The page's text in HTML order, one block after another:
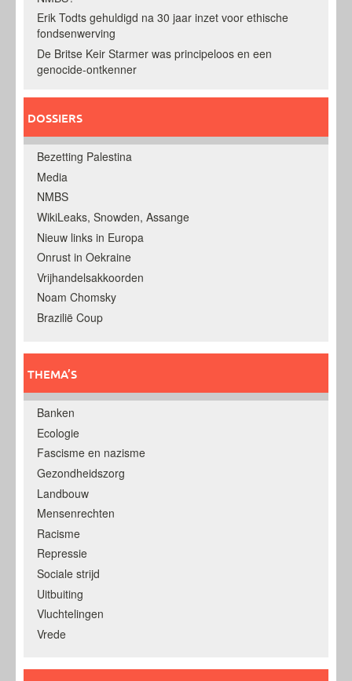
Erik Todts gehuldigd na 30 jaar inzet voor ethische
fondsenwerving
De Britse Keir Starmer was principeloos en een
genocide-ontkenner
DOSSIERS
Bezetting Palestina
Media
NMBS
WikiLeaks, Snowden, Assange
Nieuw links in Europa
Onrust in Oekraine
Vrijhandelsakkoorden
Noam Chomsky
Brazilië Coup
THEMA’S
Banken
Ecologie
Fascisme en nazisme
Gezondheidszorg
Landbouw
Mensenrechten
Racisme
Repressie
Sociale strijd
Uitbuiting
Vluchtelingen
Vrede